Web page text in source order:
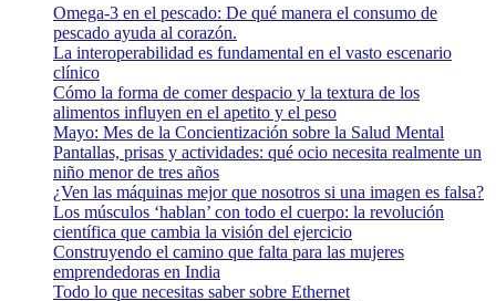
Omega-3 en el pescado: De qué manera el consumo de
pescado ayuda al corazón.
La interoperabilidad es fundamental en el vasto escenario
clínico
Cómo la forma de comer despacio y la textura de los
alimentos influyen en el apetito y el peso
Mayo: Mes de la Concientización sobre la Salud Mental
Pantallas, prisas y actividades: qué ocio necesita realmente un
niño menor de tres años
¿Ven las máquinas mejor que nosotros si una imagen es falsa?
Los músculos ‘hablan’ con todo el cuerpo: la revolución
científica que cambia la visión del ejercicio
Construyendo el camino que falta para las mujeres
emprendedoras en India
Todo lo que necesitas saber sobre Ethernet